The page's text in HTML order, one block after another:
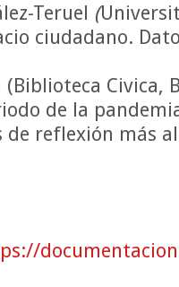
Teruel (
ciudadano.
Civica,
de la
reflexión más